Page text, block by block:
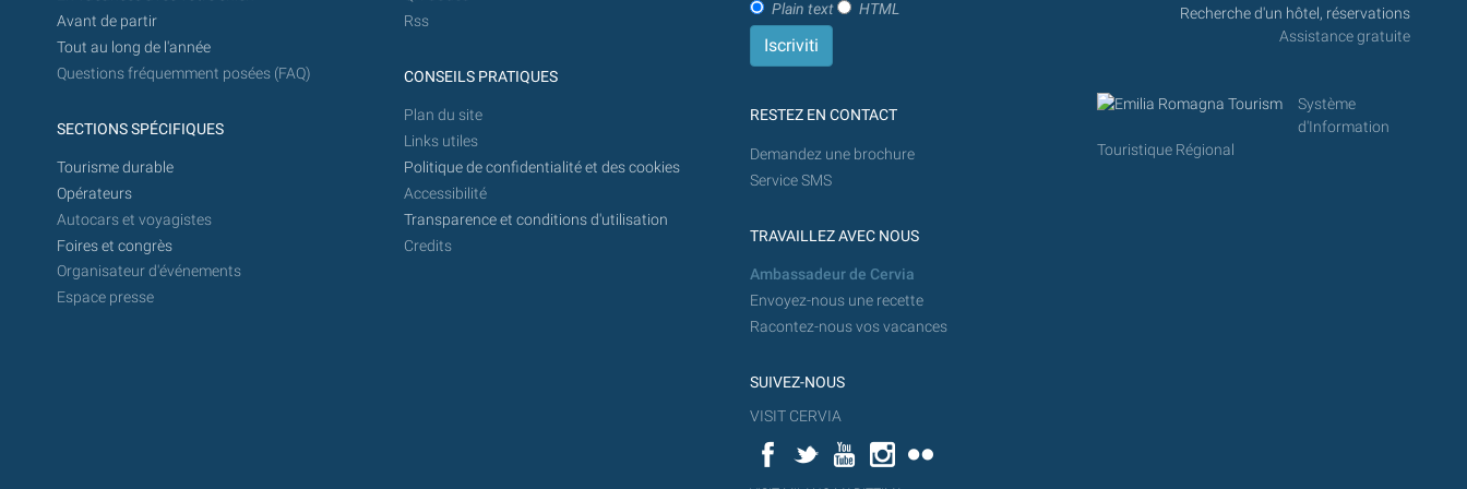
Avant de partir
Tout au long de l'année
Questions fréquemment posées (FAQ)
SECTIONS SPÉCIFIQUES
Tourisme durable
Opérateurs
Autocars et voyagistes
Foires et congrès
Organisateur d'événements
Espace presse
Rss
CONSEILS PRATIQUES
Plan du site
Links utiles
Politique de confidentialité et des cookies
Accessibilité
Transparence et conditions d'utilisation
Credits
Plain text HTML
RESTEZ EN CONTACT
Demandez une brochure
Service SMS
TRAVAILLEZ AVEC NOUS
Ambassadeur de Cervia
Envoyez-nous une recette
Racontez-nous vos vacances
SUIVEZ-NOUS
VISIT CERVIA
FacebookTwitterYouTubeInstagram
Recherche d'un hôtel, réservations
Assistance gratuite
Système
d'Information
Touristique Régional